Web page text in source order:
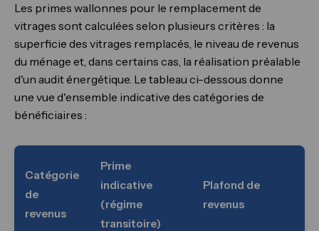
Les primes wallonnes pour le remplacement de
vitrages sont calculées selon plusieurs critères : la
superficie des vitrages remplacés, le niveau de revenus
du ménage et, dans certains cas, la réalisation préalable
d'un audit énergétique. Le tableau ci-dessous donne
une vue d'ensemble indicative des catégories de
bénéficiaires :
Catégorie
de
revenus
Prime
indicative
(régime
transitoire)
Plafond de
revenus